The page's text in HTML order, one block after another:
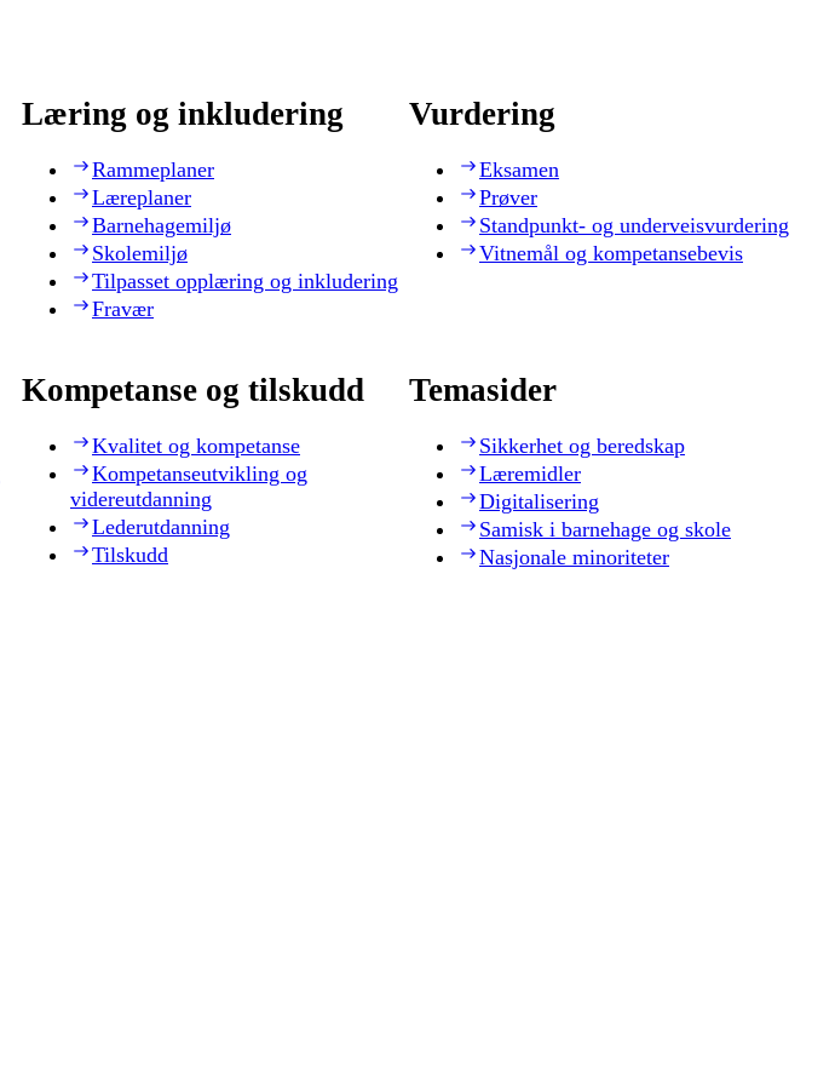
Læring og inkludering
Rammeplaner
Læreplaner
Barnehagemiljø
Skolemiljø
Tilpasset opplæring og inkludering
Fravær
Vurdering
Eksamen
Prøver
Standpunkt- og underveisvurdering
Vitnemål og kompetansebevis
Kompetanse og tilskudd
Kvalitet og kompetanse
Kompetanseutvikling og
videreutdanning
Lederutdanning
Tilskudd
Temasider
Sikkerhet og beredskap
Læremidler
Digitalisering
Samisk i barnehage og skole
Nasjonale minoriteter